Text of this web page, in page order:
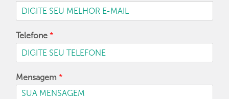
Telefone *
Mensagem *